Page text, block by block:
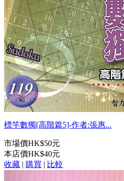
標竿數獨[高階篇5]-作者:張惠...
市場價HK$50元
本店價HK$40元
收藏 | 購買 | 比較